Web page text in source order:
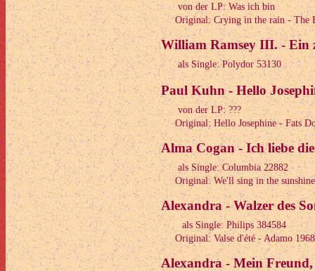
von der LP: Was ich bin
Original: Crying in the rain - The
William Ramsey III. - Ein
als Single: Polydor 53130
Paul Kuhn - Hello
von der LP: ???
Original: Hello Josephine - Fats
Alma Cogan - Ich liebe
als Single: Columbia 22882
Original: We'll sing in the sunshine
Alexandra - Walzer des
als Single: Philips 384584
Original: Valse d'été - Adamo 1968
Alexandra - Mein